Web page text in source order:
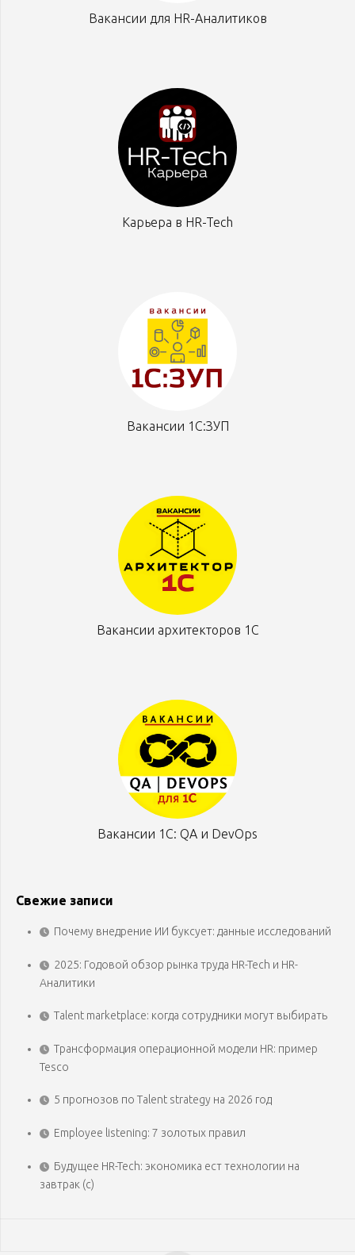
Вакансии для HR-Аналитиков
Карьера в HR-Tech
Вакансии 1С:ЗУП
Вакансии архитекторов 1С
Вакансии 1С: QA и DevOps
Свежие записи
Почему внедрение ИИ буксует: данные исследований
2025: Годовой обзор рынка труда HR-Tech и HR-
Аналитики
Talent marketplace: когда сотрудники могут выбирать
Трансформация операционной модели HR: пример
Tesco
5 прогнозов по Talent strategy на 2026 год
Employee listening: 7 золотых правил
Будущее HR-Tech: экономика ест технологии на
завтрак (с)